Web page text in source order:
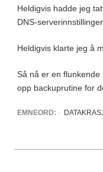
Heldigvis hadde jeg
DNS-
Heldigvis klarte jeg å
Så nå er en
opp backuprutine for
EMNEORD: ·